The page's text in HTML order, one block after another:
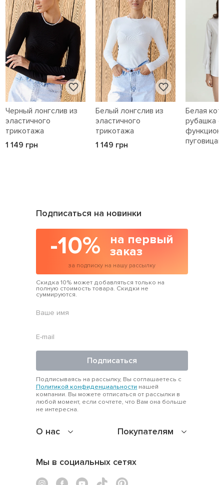
Черный лонгслив из
эластичного
трикотажа
1 149 грн
Белый лонгслив из
эластичного
трикотажа
1 149 грн
Белая
рубашка с
О нас Покупателям
Подписаться на новинки
-10%
на первый
заказ
за подписку на нашу рассылку
Скидка 10% может добавляться только на
полную стоимость товара. Скидки не
суммируются.
Подписаться
Подписываясь на рассылку, Вы соглашаетесь с
Политикой конфиденциальности нашей
компании. Вы можете отписаться от рассылки в
любой момент, если сочтете, что Вам она больше
не интересна.
Мы в социальных сетях